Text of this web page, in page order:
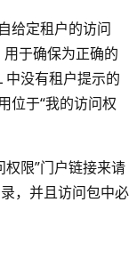
给定租户的访问
于确保为正确的
中没有租户提示的
位于“我的访问权
限”门户链接来请
，并且访问包中必